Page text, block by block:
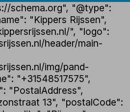
schema.org", "@type":
"Kippers Rijssen",
", "logo":
header/main-
img/pand-
"+31548517575",
"PostalAddress",
13", "postalCode":